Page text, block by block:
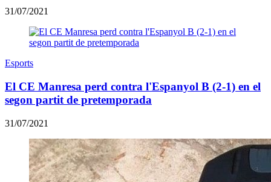
31/07/2021
Esports
El CE Manresa perd contra l'Espanyol B (2-1) en el
segon partit de pretemporada
31/07/2021